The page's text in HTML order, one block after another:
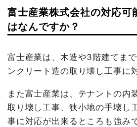
富士産業株式会社の対応可
はなんですか？
富士産業は、木造や3階建てま
ンクリート造の取り壊し工事に
また富士産業は、テナントの内
取り壊し工事、狭小地の手壊し
事に対応が出来るところも強み